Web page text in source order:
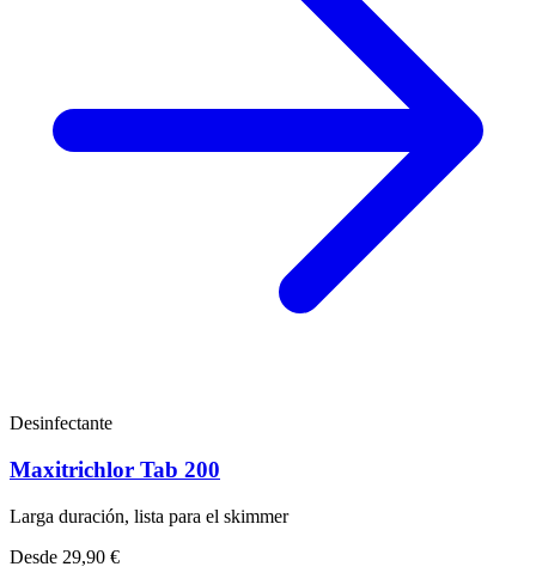
Desinfectante
Maxitrichlor Tab 200
Larga duración, lista para el skimmer
Desde 29,90 €